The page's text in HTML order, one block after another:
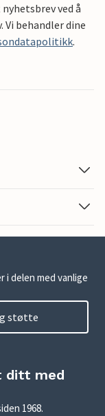
ved å
behandler dine
.
i delen med vanlige
støtte
ditt med
1968.